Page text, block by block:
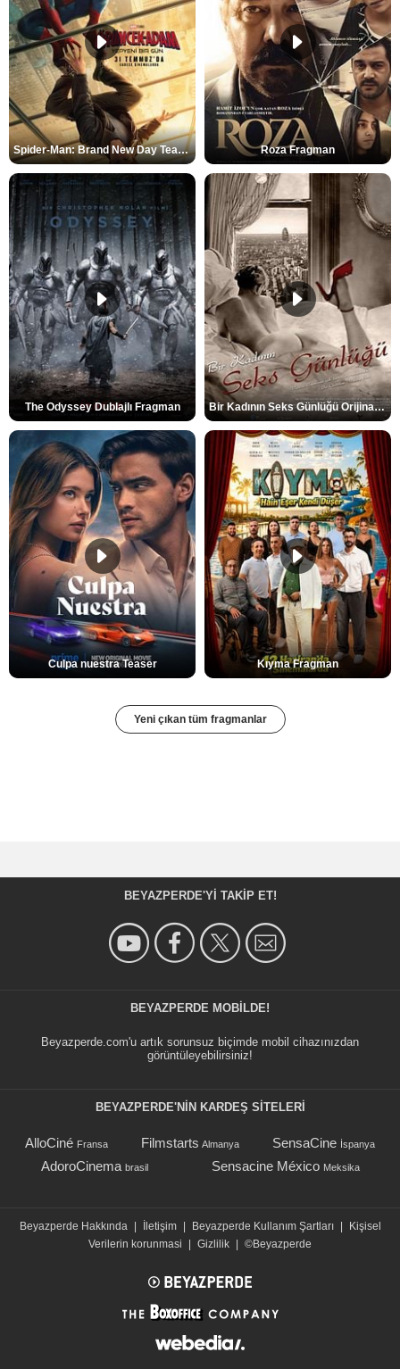
Spider-Man: Brand New Day Teaser Roza Fragman
The Odyssey Dublajlı Fragman Bir Kadının Seks Günlüğü Orijinal Fragman
Culpa nuestra Teaser Kıyma Fragman
Yeni çıkan tüm fragmanlar
BEYAZPERDE'YI TAKIP ET!
BEYAZPERDE MOBILDE!
Beyazperde.com'u artık sorunsuz biçimde mobil cihazınızdan
görüntüleyebilirsiniz!
BEYAZPERDE'NIN KARDEŞ SİTELERİ
AlloCiné Fransa Filmstarts Almanya SensaCine İspanya
AdoroCinema brasil Sensacine México Meksika
Beyazperde Hakkında | İletişim | Beyazperde Kullanım Şartları |
Kişisel
Verilerin korunmasi
| Gizlilik | ©Beyazperde